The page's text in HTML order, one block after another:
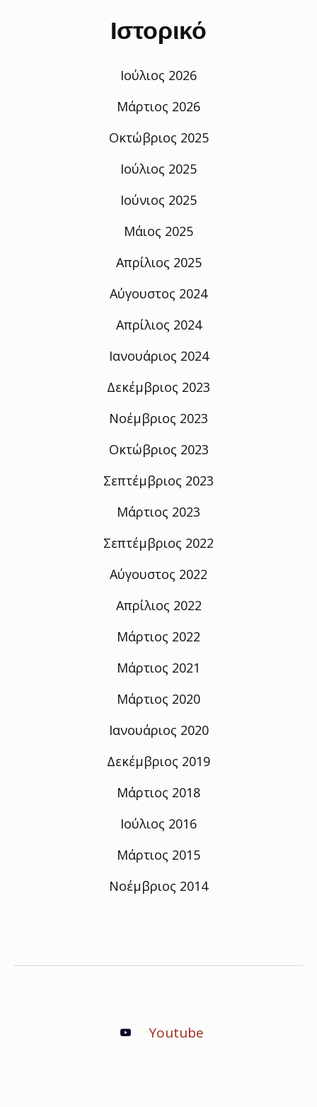
Ιστορικό
Ιούλιος 2026
Μάρτιος 2026
Οκτώβριος 2025
Ιούλιος 2025
Ιούνιος 2025
Μάιος 2025
Απρίλιος 2025
Αύγουστος 2024
Απρίλιος 2024
Ιανουάριος 2024
Δεκέμβριος 2023
Νοέμβριος 2023
Οκτώβριος 2023
Σεπτέμβριος 2023
Μάρτιος 2023
Σεπτέμβριος 2022
Αύγουστος 2022
Απρίλιος 2022
Μάρτιος 2022
Μάρτιος 2021
Μάρτιος 2020
Ιανουάριος 2020
Δεκέμβριος 2019
Μάρτιος 2018
Ιούλιος 2016
Μάρτιος 2015
Νοέμβριος 2014
Youtube